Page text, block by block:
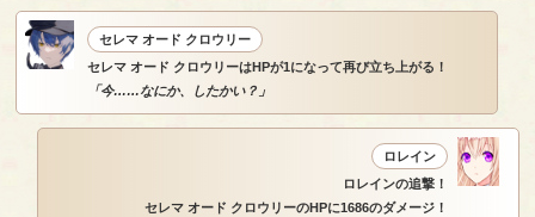
セレマ オード クロウリー
セレマ オード クロウリーはHPが1になって再び立ち上がる！
「今……なにか、したかい？」
ロレイン
ロレインの追撃！
セレマ オード クロウリーのHPに1686のダメージ！